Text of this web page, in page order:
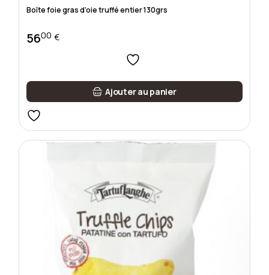
Boîte foie gras d’oie truffé entier 130grs
5600 €
Ajouter au panier